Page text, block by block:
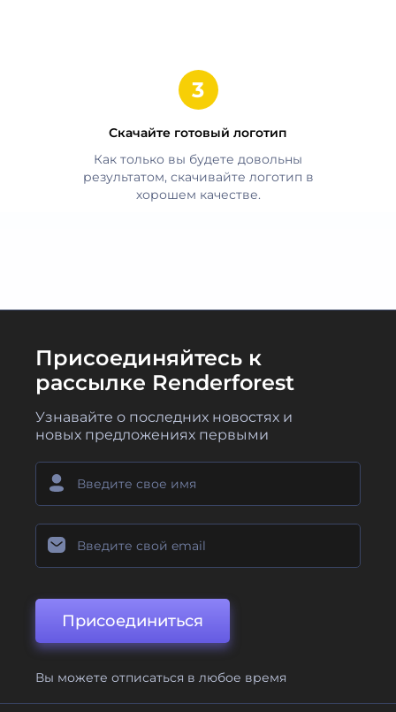
Скачайте готовый логотип
Как только вы будете довольны
результатом, скачивайте логотип в
хорошем качестве.
Присоединяйтесь к
рассылке Renderforest
Узнавайте о последних новостях и
новых предложениях первыми
Присоединиться
Вы можете отписаться в любое время